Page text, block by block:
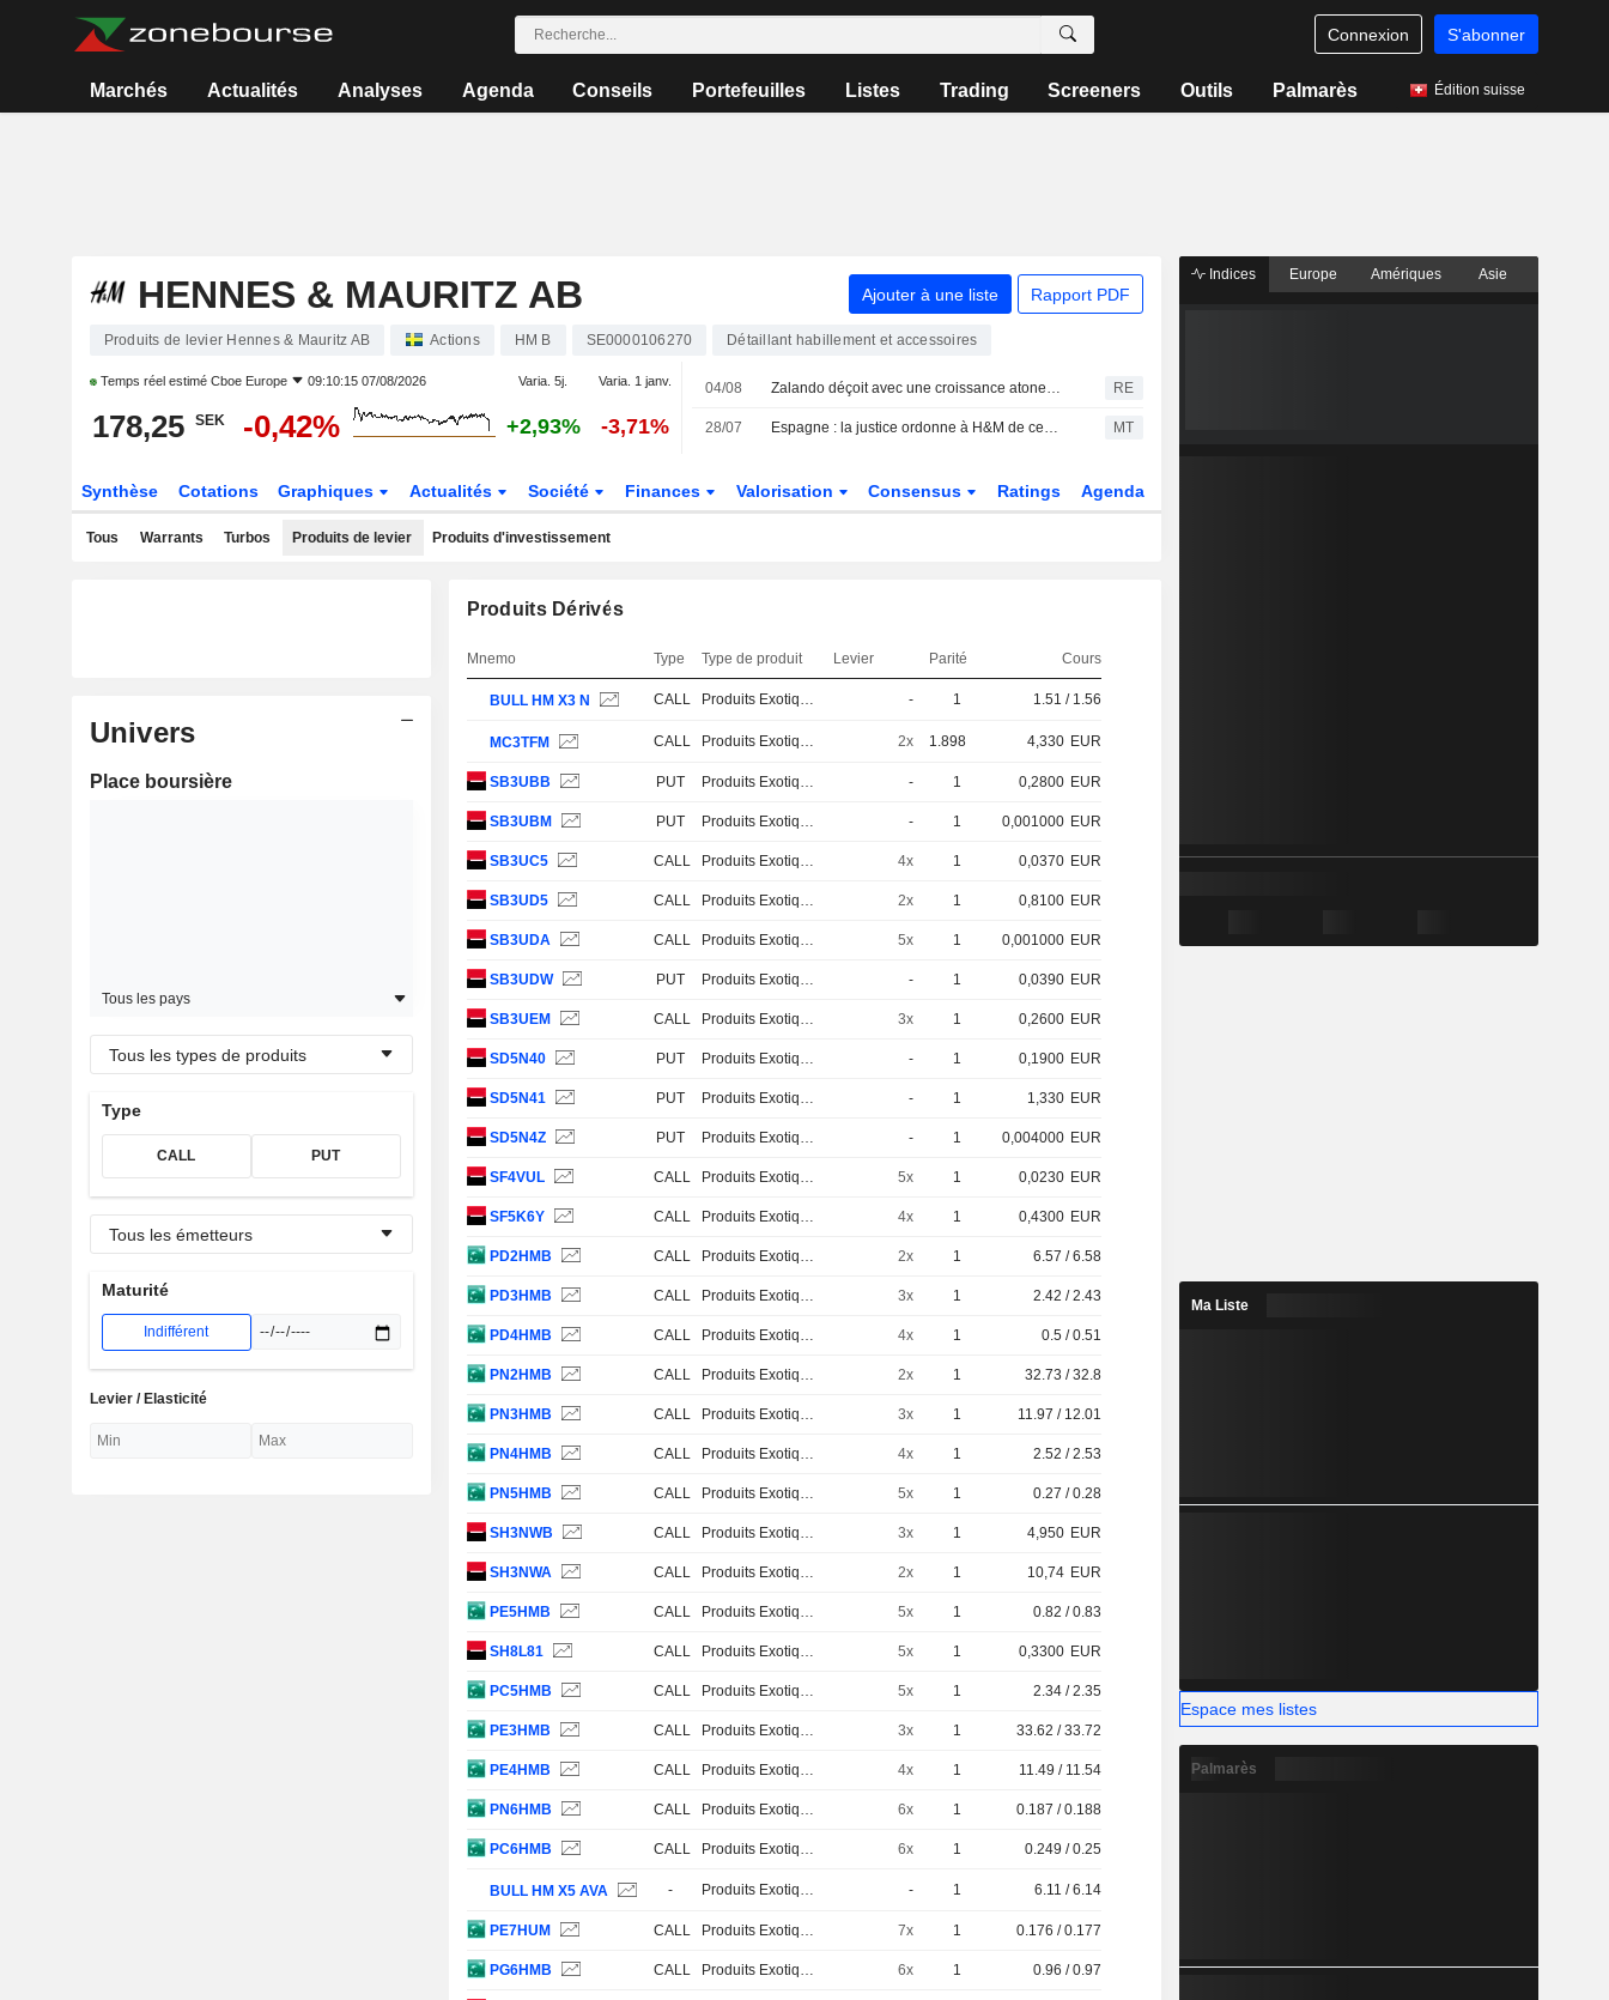
Connexion S'abonner
Marchés Actualités Analyses Agenda Conseils Portefeuilles Listes Trading Screeners Outils Palmarès Édition suisse
HENNES & MAURITZ AB Ajouter à une liste Rapport PDF
Produits de levier Hennes & Mauritz AB Actions HM B SE0000106270 Détaillant habillement et accessoires
Temps réel estimé Cboe Europe 09:10:15 07/08/2026 Varia. 5j. Varia. 1 janv.
178,25 SEK -0,42% +2,93% -3,71%
04/08 Zalando déçoit avec une croissance atone et des perspectives prudentes RE
28/07 Espagne : la justice ordonne à H&M de cesser les fouilles de sacs et de casiers de son personnel MT
Synthèse Cotations Graphiques Actualités Société Finances Valorisation Consensus Ratings Agenda
Tous Warrants Turbos Produits de levier Produits d'investissement
Univers
Place boursière
Tous les pays
Tous les types de produits
Type
CALL PUT
Tous les émetteurs
Maturité
Indifférent
Levier / Elasticité
Produits Dérivés
Mnemo Type Type de produit Levier Parité Cours
BULL HM X3 N CALL Produits Exotiques - 1 1.51 / 1.56
MC3TFM CALL Produits Exotiques 2x 1.898 4,330 EUR
SB3UBB PUT Produits Exotiques - 1 0,2800 EUR
SB3UBM PUT Produits Exotiques - 1 0,001000 EUR
SB3UC5 CALL Produits Exotiques 4x 1 0,0370 EUR
SB3UD5 CALL Produits Exotiques 2x 1 0,8100 EUR
SB3UDA CALL Produits Exotiques 5x 1 0,001000 EUR
SB3UDW PUT Produits Exotiques - 1 0,0390 EUR
SB3UEM CALL Produits Exotiques 3x 1 0,2600 EUR
SD5N40 PUT Produits Exotiques - 1 0,1900 EUR
SD5N41 PUT Produits Exotiques - 1 1,330 EUR
SD5N4Z PUT Produits Exotiques - 1 0,004000 EUR
SF4VUL CALL Produits Exotiques 5x 1 0,0230 EUR
SF5K6Y CALL Produits Exotiques 4x 1 0,4300 EUR
PD2HMB CALL Produits Exotiques 2x 1 6.57 / 6.58
PD3HMB CALL Produits Exotiques 3x 1 2.42 / 2.43
PD4HMB CALL Produits Exotiques 4x 1 0.5 / 0.51
PN2HMB CALL Produits Exotiques 2x 1 32.73 / 32.8
PN3HMB CALL Produits Exotiques 3x 1 11.97 / 12.01
PN4HMB CALL Produits Exotiques 4x 1 2.52 / 2.53
PN5HMB CALL Produits Exotiques 5x 1 0.27 / 0.28
SH3NWB CALL Produits Exotiques 3x 1 4,950 EUR
SH3NWA CALL Produits Exotiques 2x 1 10,74 EUR
PE5HMB CALL Produits Exotiques 5x 1 0.82 / 0.83
SH8L81 CALL Produits Exotiques 5x 1 0,3300 EUR
PC5HMB CALL Produits Exotiques 5x 1 2.34 / 2.35
PE3HMB CALL Produits Exotiques 3x 1 33.62 / 33.72
PE4HMB CALL Produits Exotiques 4x 1 11.49 / 11.54
PN6HMB CALL Produits Exotiques 6x 1 0.187 / 0.188
PC6HMB CALL Produits Exotiques 6x 1 0.249 / 0.25
BULL HM X5 AVA - Produits Exotiques - 1 6.11 / 6.14
PE7HUM CALL Produits Exotiques 7x 1 0.176 / 0.177
PG6HMB CALL Produits Exotiques 6x 1 0.96 / 0.97
Indices Europe Amériques Asie
Ma Liste
Espace mes listes
Palmarès